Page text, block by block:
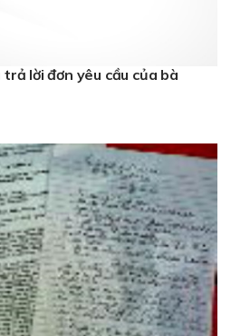
lời đơn yêu cầu của bà